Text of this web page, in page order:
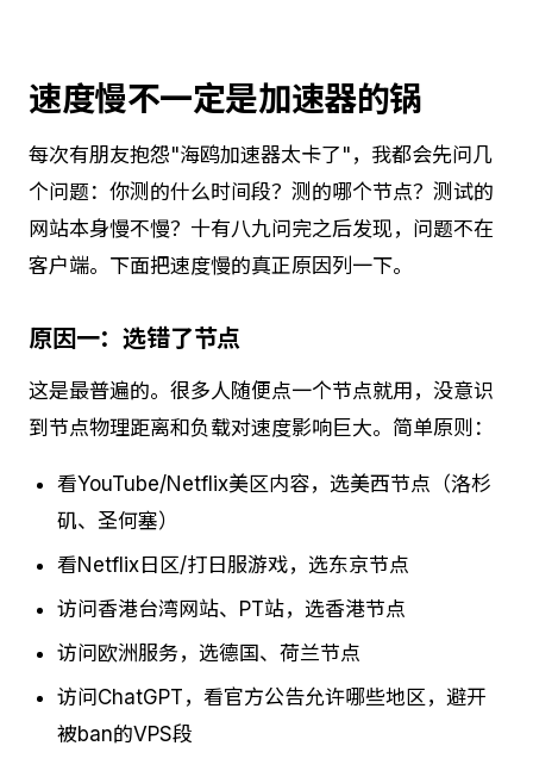
速度慢不一定是加速器的锅
每次有朋友抱怨"海鸥加速器太卡了"，我都会先问几
个问题：你测的什么时间段？测的哪个节点？测试的
网站本身慢不慢？十有八九问完之后发现，问题不在
客户端。下面把速度慢的真正原因列一下。
原因一：选错了节点
这是最普遍的。很多人随便点一个节点就用，没意识
到节点物理距离和负载对速度影响巨大。简单原则：
看YouTube/Netflix美区内容，选美西节点（洛杉
矶、圣何塞）
看Netflix日区/打日服游戏，选东京节点
访问香港台湾网站、PT站，选香港节点
访问欧洲服务，选德国、荷兰节点
访问ChatGPT，看官方公告允许哪些地区，避开
被ban的VPS段